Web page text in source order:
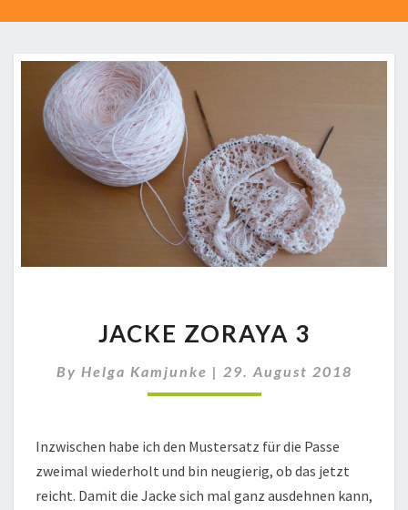
ZORAYA
JACKE ZORAYA 3
By Helga Kamjunke | 29. August 2018
Inzwischen habe ich den Mustersatz für die Passe
zweimal wiederholt und bin neugierig, ob das jetzt
reicht. Damit die Jacke sich mal ganz ausdehnen kann,